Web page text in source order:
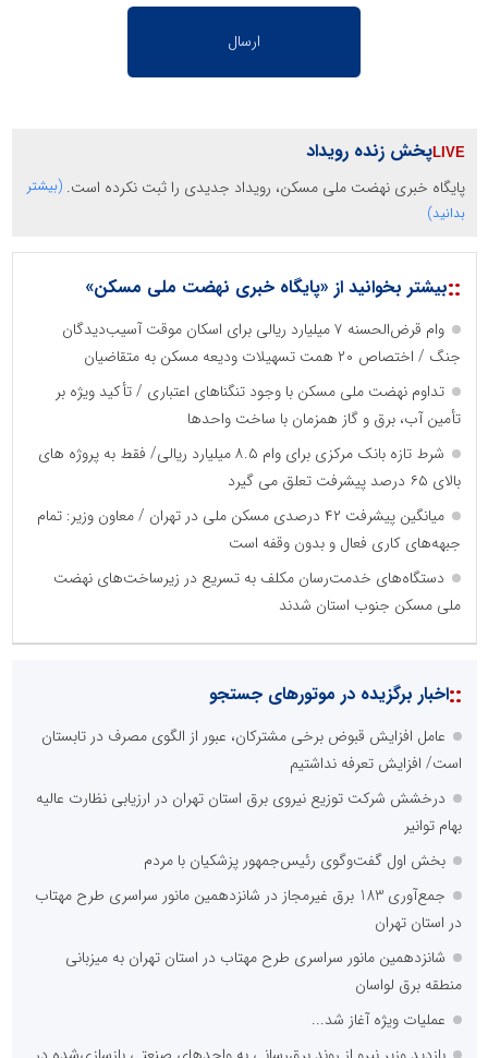
پخش زنده رویداد
پایگاه خبری نهضت ملی مسکن، رویداد جدیدی را ثبت نکرده است. (بیشتر
بدانید)
::بیشتر بخوانید از «پایگاه خبری نهضت ملی مسکن»
وام قرض‌الحسنه ۷ میلیارد ریالی برای اسکان موقت آسیب‌دیدگان
جنگ / اختصاص ۲۰ همت تسهیلات ودیعه مسکن به متقاضیان
تداوم نهضت ملی مسکن با وجود تنگناهای اعتباری / تأکید ویژه بر
تأمین آب، برق و گاز همزمان با ساخت واحدها
شرط تازه بانک مرکزی برای وام ۸.۵ میلیارد ریالی/ فقط به پروژه های
بالای ۶۵ درصد پیشرفت تعلق می گیرد
میانگین پیشرفت ۴۲ درصدی مسکن ملی در تهران / معاون وزیر: تمام
جبهه‌های کاری فعال و بدون وقفه است
دستگاه‌های خدمت‌رسان مکلف به تسریع در زیرساخت‌های نهضت
ملی مسکن جنوب استان شدند
::اخبار برگزیده در موتورهای جستجو
عامل افزایش قبوض برخی مشترکان، عبور از الگوی مصرف در تابستان
است/ افزایش تعرفه نداشتیم
درخشش شرکت توزیع نیروی برق استان تهران در ارزیابی نظارت عالیه
بهام توانیر
بخش اول گفت‌وگوی رئیس‌جمهور پزشکیان با مردم
جمع‌آوری 183 برق غیرمجاز در شانزدهمین مانور سراسری طرح مهتاب
در استان تهران
شانزدهمین مانور سراسری طرح مهتاب در استان تهران به میزبانی
منطقه برق لواسان
عملیات ویژه آغاز شد...